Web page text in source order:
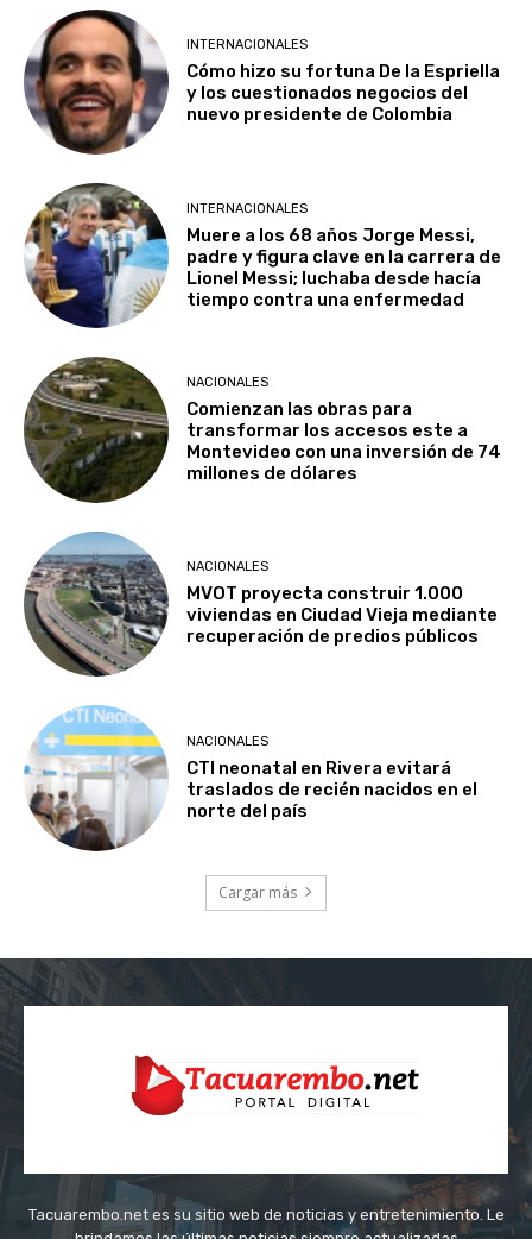
INTERNACIONALES
Cómo hizo su fortuna De la Espriella
y los cuestionados negocios del
nuevo presidente de Colombia
INTERNACIONALES
Muere a los 68 años Jorge Messi,
padre y figura clave en la carrera de
Lionel Messi; luchaba desde hacía
tiempo contra una enfermedad
NACIONALES
Comienzan las obras para
transformar los accesos este a
Montevideo con una inversión de 74
millones de dólares
NACIONALES
MVOT proyecta construir 1.000
viviendas en Ciudad Vieja mediante
recuperación de predios públicos
NACIONALES
CTI neonatal en Rivera evitará
traslados de recién nacidos en el
norte del país
Cargar más
Tacuarembo.net es su sitio web de noticias y entretenimiento. Le